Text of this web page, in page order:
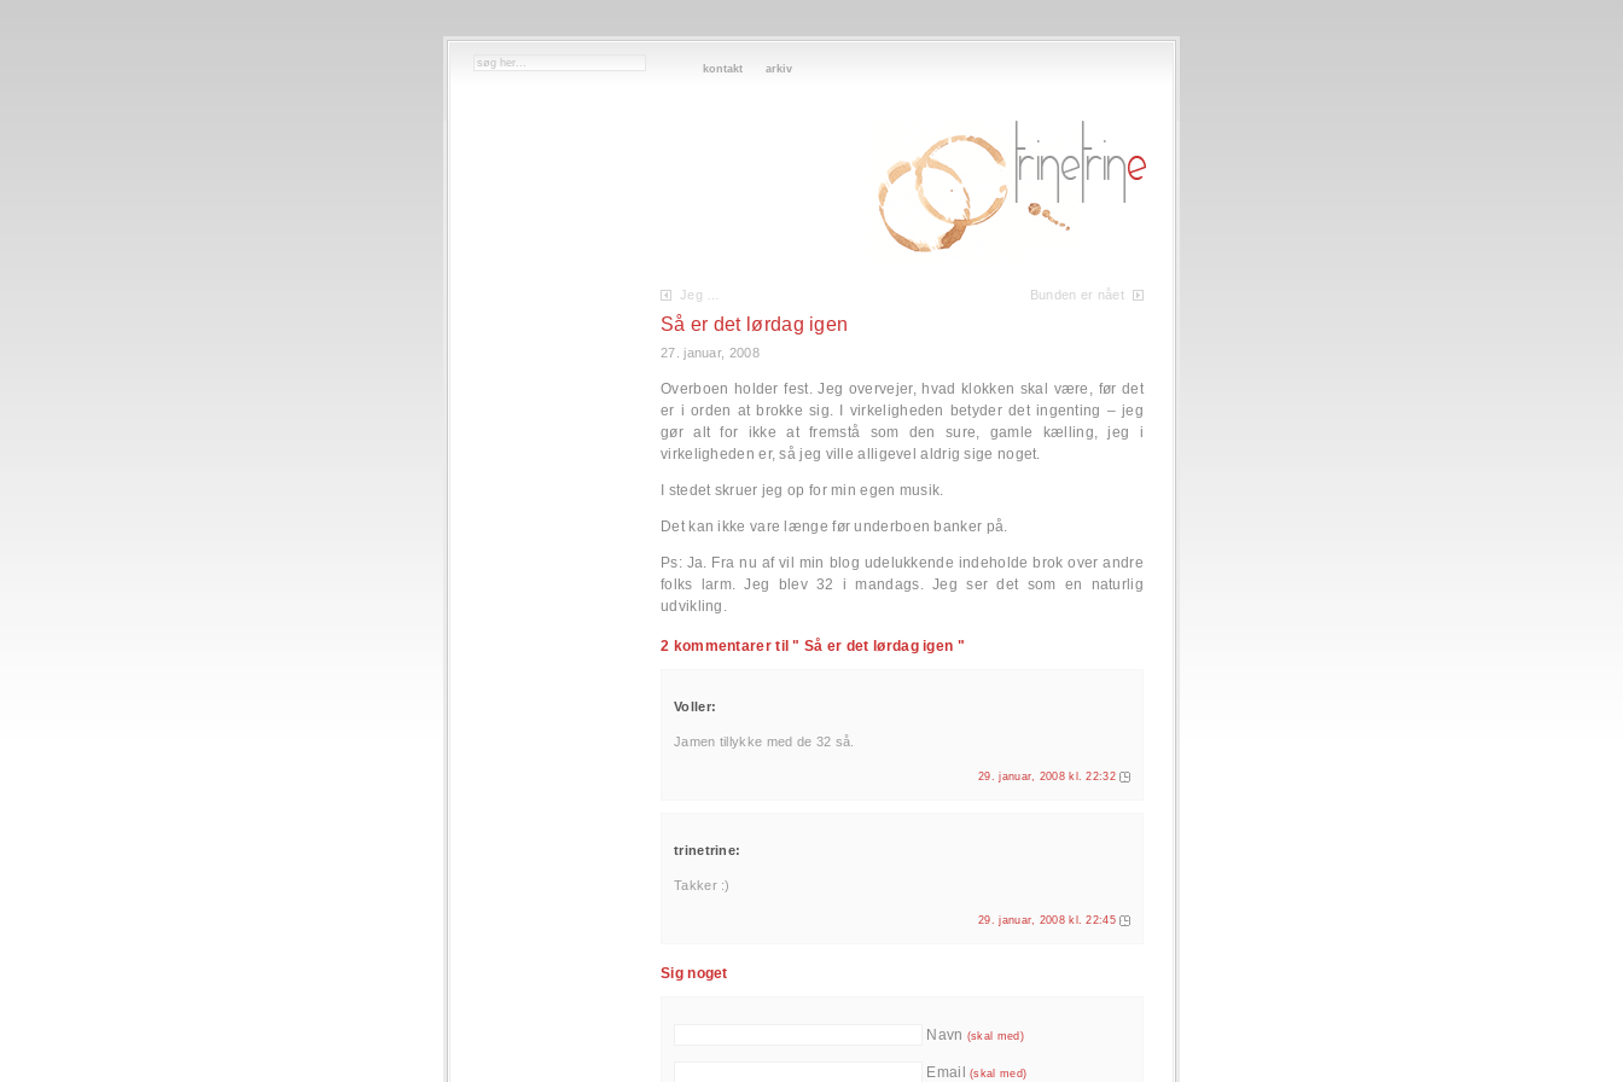
kontakt arkiv
Jeg … Bunden er nået
Så er det lørdag igen
27. januar, 2008
Overboen holder fest. Jeg overvejer, hvad klokken skal være, før det
er i orden at brokke sig. I virkeligheden betyder det ingenting – jeg
gør alt for ikke at fremstå som den sure, gamle kælling, jeg i
virkeligheden er, så jeg ville alligevel aldrig sige noget.
I stedet skruer jeg op for min egen musik.
Det kan ikke vare længe før underboen banker på.
Ps: Ja. Fra nu af vil min blog udelukkende indeholde brok over andre
folks larm. Jeg blev 32 i mandags. Jeg ser det som en naturlig
udvikling.
2 kommentarer til " Så er det lørdag igen "
Voller:
Jamen tillykke med de 32 så.
29. januar, 2008 kl. 22:32
trinetrine:
Takker :)
29. januar, 2008 kl. 22:45
Sig noget
Navn (skal med)
Email(skal med)